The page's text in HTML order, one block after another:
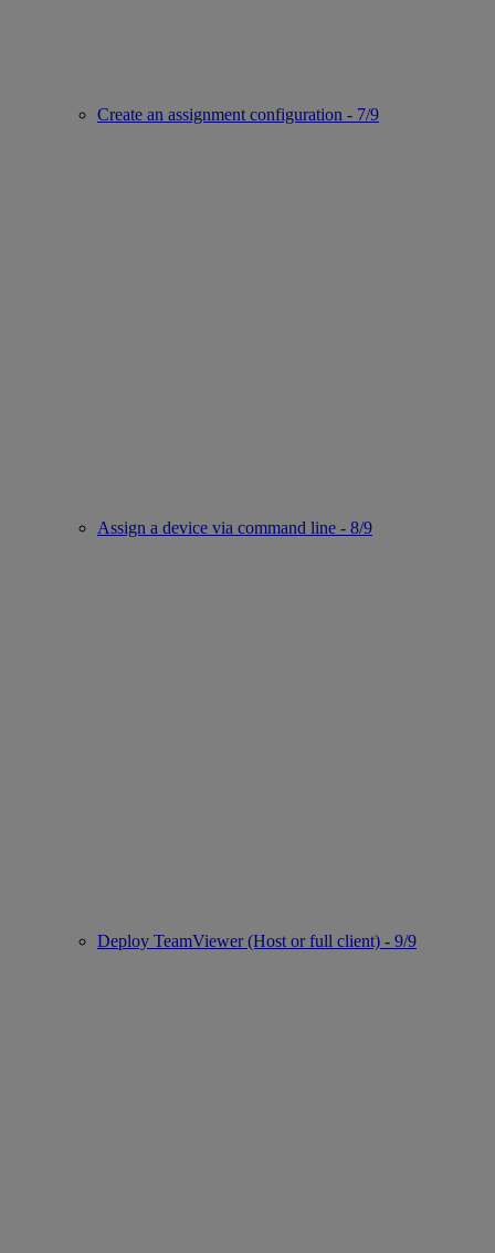
Create an assignment configuration - 7/9
Assign a device via command line - 8/9
Deploy TeamViewer (Host or full client) - 9/9